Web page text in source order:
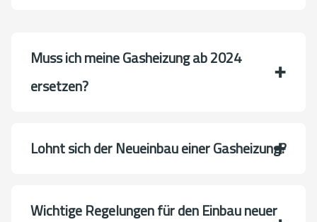
Muss ich meine Gasheizung ab 2024
ersetzen?
Lohnt sich der Neueinbau einer Gasheizung?
Wichtige Regelungen für den Einbau neuer